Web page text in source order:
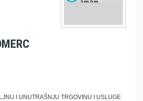
I UNUTRAŠNJU TRGOVINU I USLUGE